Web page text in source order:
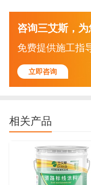
咨询三艾斯，
免费提供施工指
立即咨询
相关产品